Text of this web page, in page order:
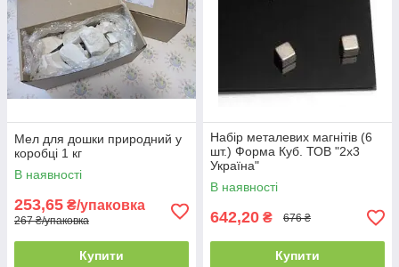
Мел для дошки природний у
коробці 1 кг
В наявності
253,65 ₴/упаковка
267 ₴/упаковка
Купити
Набір металевих магнітів (6
шт.) Форма Куб. ТОВ "2х3
Україна"
В наявності
642,20 ₴ 676 ₴
Купити